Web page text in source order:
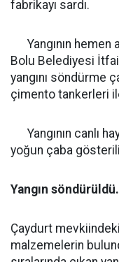
fabrikayı sardı.
Yangının hemen
Bolu Belediyesi
yangını söndürme
çimento tankerleri
Yangının canlı
yoğun çaba
Yangın söndürüldü.
Çaydurt
malzemelerin